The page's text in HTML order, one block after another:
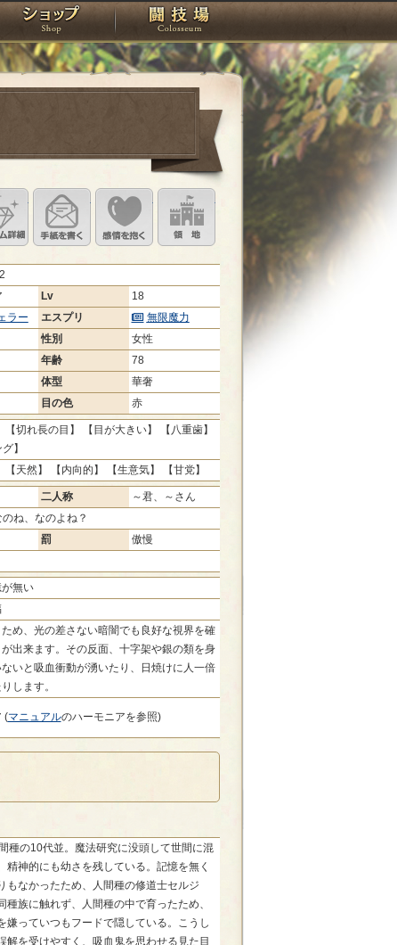
ジオ ショップ 闘技場
定 アイテム詳細手紙を書く このキャラクターに感情を抱く
Lv
18
ラー エスプリ
無限魔力
性別
女性
年齢
78
体型
華奢
目の色 赤
【切れ長の目】 【目が大きい】 【八重歯】
】
【天然】 【内向的】 【生意気】 【甘党】
二人称
～君、～さん
ね、なのよね？
罰
傲慢
無い
め、光の差さない暗闇でも良好な視界を確
出来ます。その反面、十字架や銀の類を身
いと吸血衝動が湧いたり、日焼けに人一倍
します。
(マニュアルのハーモニアを参照)
種の10代並。魔法研究に没頭して世間に混
精神的にも幼さを残している。記憶を無く
もなかったため、人間種の修道士セルジ
族に触れず、人間種の中で育ったため、
嫌っていつもフードで隠している。こうし
解を受けやすく、吸血鬼を思わせる見た目